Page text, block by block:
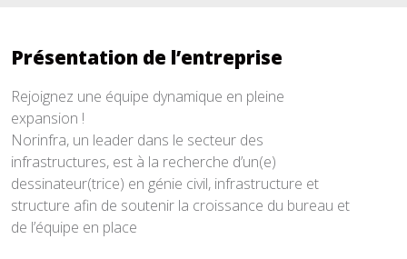
Présentation de l’entreprise
Rejoignez une équipe dynamique en pleine
expansion !
Norinfra, un leader dans le secteur des
infrastructures, est à la recherche d’un(e)
dessinateur(trice) en génie civil, infrastructure et
structure afin de soutenir la croissance du bureau et
de l’équipe en place